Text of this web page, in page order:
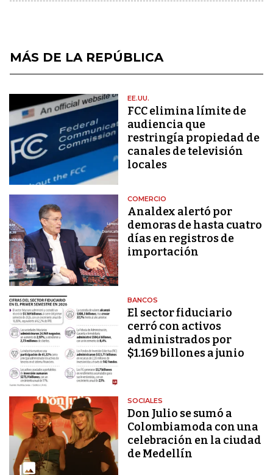
MÁS DE LA REPÚBLICA
EE.UU.
FCC elimina límite de
audiencia que
restringía propiedad de
canales de televisión
locales
COMERCIO
Analdex alertó por
demoras de hasta cuatro
días en registros de
importación
BANCOS
El sector fiduciario
cerró con activos
administrados por
$1.169 billones a junio
SOCIALES
Don Julio se sumó a
Colombiamoda con una
celebración en la ciudad
de Medellín